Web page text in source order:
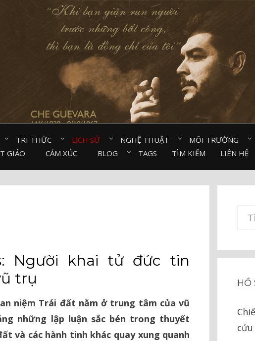
TRI THỨC⠀ LỊCH SỬ⠀ NGHỆ THUẬT⠀ MÔI TRƯỜNG⠀
GIÁO⠀
CẢM XÚC⠀ BLOG⠀ TAGS TÌM KIẾM LIÊN HỆ
Người khai tử đức tin
trụ
niệm Trái đất nằm ở trung tâm của vũ
những lập luận sắc bén trong thuyết
và các hành tinh khác quay xung quanh
Tìm
HỒ